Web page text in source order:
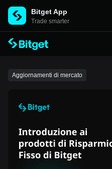
Bitget App
Trade smarter
Aggiornamenti di mercato